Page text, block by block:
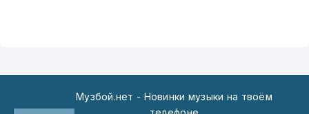
Музбой.нет - Новинки музыки на твоём